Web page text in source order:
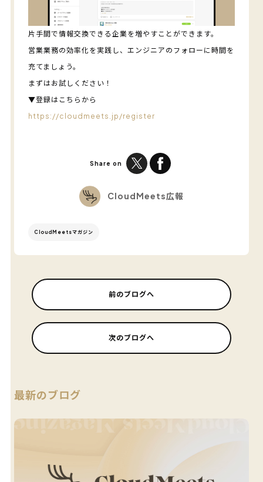
片手間で情報交換できる企業を増やすことができます。
営業業務の効率化を実践し、エンジニアのフォローに時間を
充てましょう。
まずはお試しください！
▼登録はこちらから
https://cloudmeets.jp/register
Share on
CloudMeets広報
CloudMeetsマガジン
前のブログへ
次のブログへ
最新のブログ